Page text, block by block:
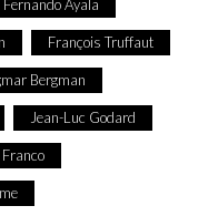
Fernando Ayala
François Truffaut
Bergman
Jean-Luc Godard
Franco